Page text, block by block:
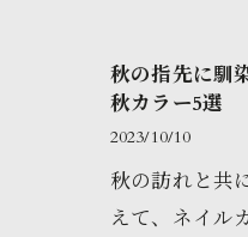
秋の指先に馴
秋カラー5選
2023/10/10
秋の訪れと共
えて、ネイル